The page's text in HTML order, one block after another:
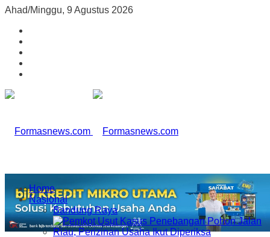
Ahad/Minggu, 9 Agustus 2026
Home
Nasional
Bandung Raya